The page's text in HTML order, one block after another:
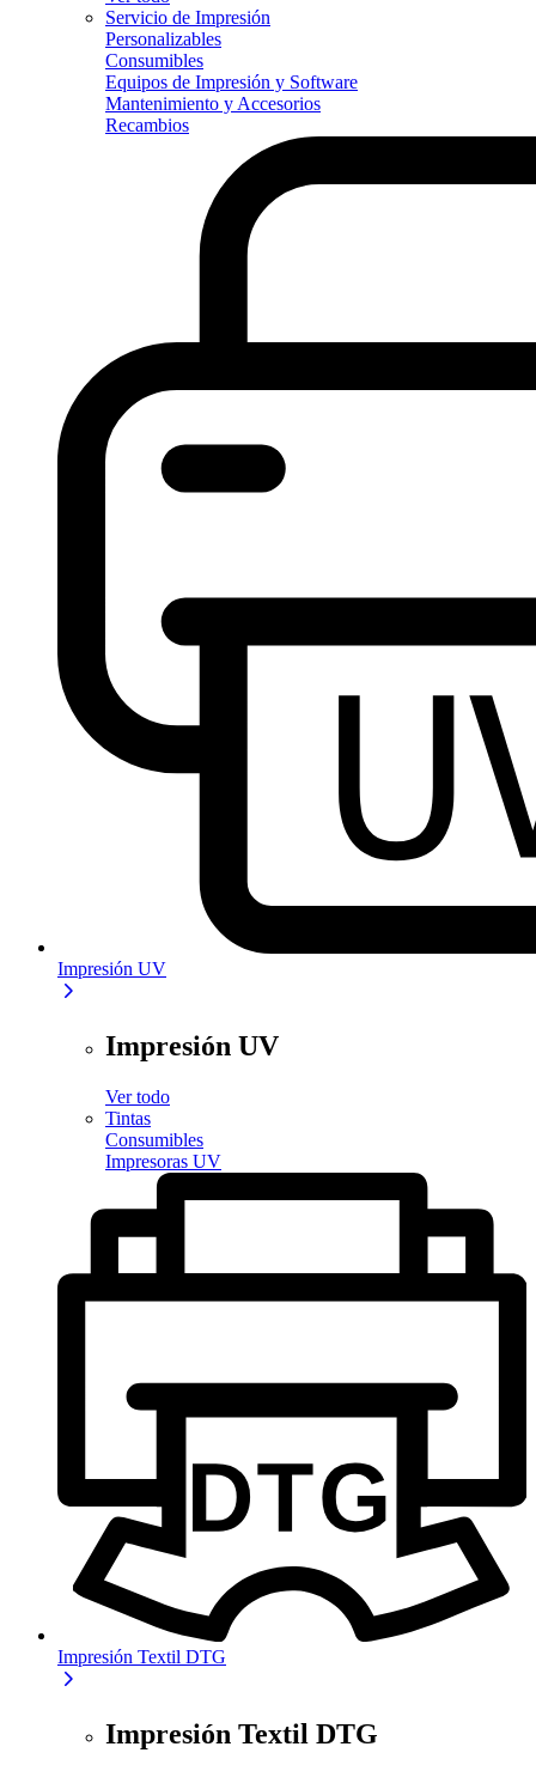
Servicio de Impresión
Personalizables
Consumibles
Equipos de Impresión y Software
Mantenimiento y Accesorios
Recambios
Impresión UV
Impresión UV
Ver todo
Tintas
Consumibles
Impresoras UV
Impresión Textil DTG
Impresión Textil DTG